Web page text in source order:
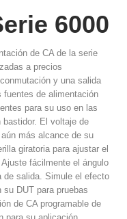
6000
de CA de la serie
a precios
y una salida
fuentes de alimentación
para su uso en las
El voltaje de
más alcance de su
giratoria para ajustar el
fácilmente el ángulo
de salida. Simule el efecto
DUT para pruebas
de CA programable de